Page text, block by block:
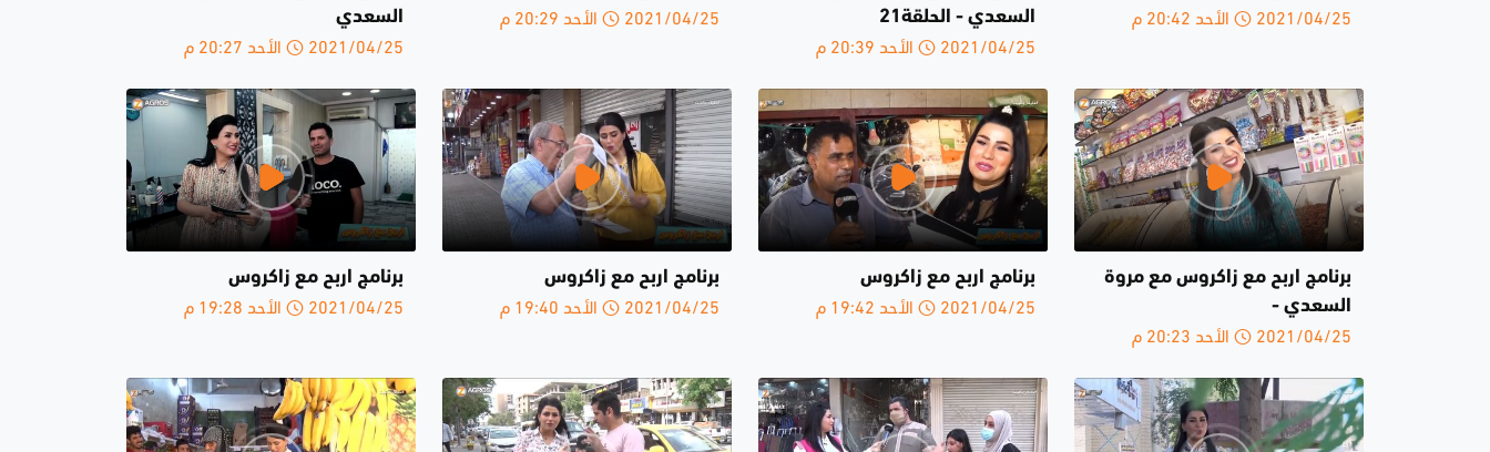
2021/04/25 الأحد 20:42 م
السعدي - الحلقة21
2021/04/25 الأحد 20:39 م
2021/04/25 الأحد 20:29 م
السعدي
2021/04/25 الأحد 20:27 م
برنامج اربح مع زاكروس مع مروة
السعدي -
2021/04/25 الأحد 20:23 م
برنامج اربح مع زاكروس
2021/04/25 الأحد 19:42 م
برنامج اربح مع زاكروس
2021/04/25 الأحد 19:40 م
برنامج اربح مع زاكروس
2021/04/25 الأحد 19:28 م